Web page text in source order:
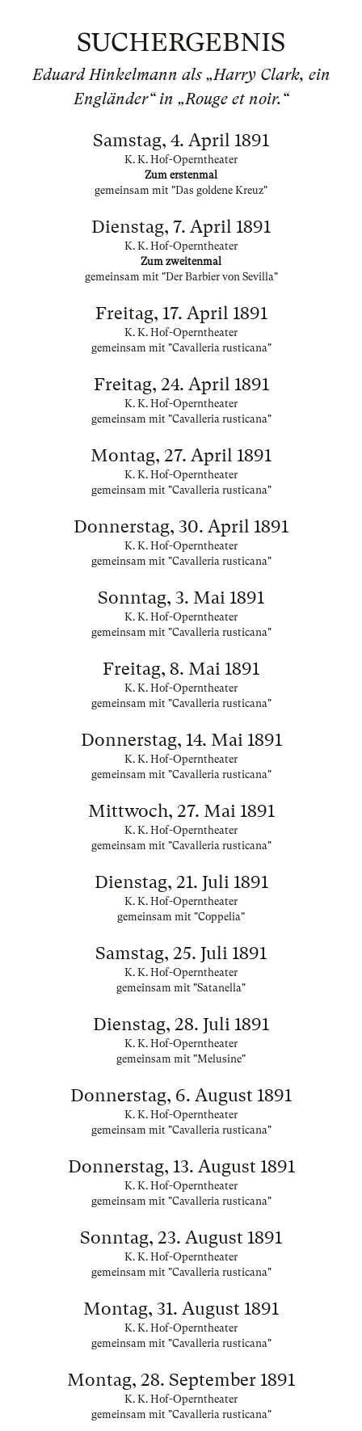
SUCHERGEBNIS
Eduard Hinkelmann als „Harry Clark, ein
Engländer“ in „Rouge et noir.“
Samstag, 4. April 1891
K. K. Hof-Operntheater
Zum erstenmal
gemeinsam mit "Das goldene Kreuz"
Dienstag, 7. April 1891
K. K. Hof-Operntheater
Zum zweitenmal
gemeinsam mit "Der Barbier von Sevilla"
Freitag, 17. April 1891
K. K. Hof-Operntheater
gemeinsam mit "Cavalleria rusticana"
Freitag, 24. April 1891
K. K. Hof-Operntheater
gemeinsam mit "Cavalleria rusticana"
Montag, 27. April 1891
K. K. Hof-Operntheater
gemeinsam mit "Cavalleria rusticana"
Donnerstag, 30. April 1891
K. K. Hof-Operntheater
gemeinsam mit "Cavalleria rusticana"
Sonntag, 3. Mai 1891
K. K. Hof-Operntheater
gemeinsam mit "Cavalleria rusticana"
Freitag, 8. Mai 1891
K. K. Hof-Operntheater
gemeinsam mit "Cavalleria rusticana"
Donnerstag, 14. Mai 1891
K. K. Hof-Operntheater
gemeinsam mit "Cavalleria rusticana"
Mittwoch, 27. Mai 1891
K. K. Hof-Operntheater
gemeinsam mit "Cavalleria rusticana"
Dienstag, 21. Juli 1891
K. K. Hof-Operntheater
gemeinsam mit "Coppelia"
Samstag, 25. Juli 1891
K. K. Hof-Operntheater
gemeinsam mit "Satanella"
Dienstag, 28. Juli 1891
K. K. Hof-Operntheater
gemeinsam mit "Melusine"
Donnerstag, 6. August 1891
K. K. Hof-Operntheater
gemeinsam mit "Cavalleria rusticana"
Donnerstag, 13. August 1891
K. K. Hof-Operntheater
gemeinsam mit "Cavalleria rusticana"
Sonntag, 23. August 1891
K. K. Hof-Operntheater
gemeinsam mit "Cavalleria rusticana"
Montag, 31. August 1891
K. K. Hof-Operntheater
gemeinsam mit "Cavalleria rusticana"
Montag, 28. September 1891
K. K. Hof-Operntheater
gemeinsam mit "Cavalleria rusticana"